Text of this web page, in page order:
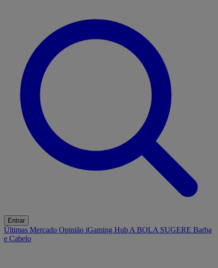
Entrar
Últimas Mercado Opinião iGaming Hub A BOLA SUGERE Barba
e Cabelo